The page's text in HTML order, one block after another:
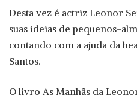
Desta vez é actriz Leonor
suas ideias de pequenos-
contando com a ajuda da
Santos.
O livro As Manhãs da